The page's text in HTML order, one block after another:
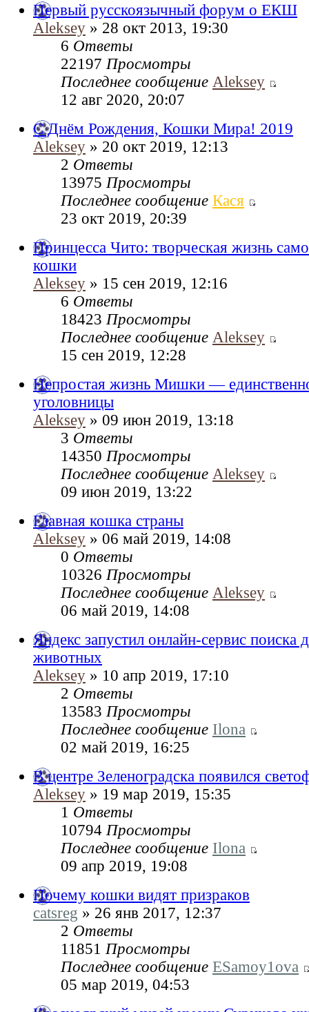
Первый русскоязычный форум о ЕКШ
Aleksey » 28 окт 2013, 19:30
6 Ответы
22197 Просмотры
Последнее сообщение Aleksey
12 авг 2020, 20:07
С Днём Рождения, Кошки Мира! 2019
Aleksey » 20 окт 2019, 12:13
2 Ответы
13975 Просмотры
Последнее сообщение Кася
23 окт 2019, 20:39
Принцесса Чито: творческая жизнь
кошки
Aleksey » 15 сен 2019, 12:16
6 Ответы
18423 Просмотры
Последнее сообщение Aleksey
15 сен 2019, 12:28
Непростая жизнь Мишки —
уголовницы
Aleksey » 09 июн 2019, 13:18
3 Ответы
14350 Просмотры
Последнее сообщение Aleksey
09 июн 2019, 13:22
Главная кошка страны
Aleksey » 06 май 2019, 14:08
0 Ответы
10326 Просмотры
Последнее сообщение Aleksey
06 май 2019, 14:08
Яндекс запустил онлайн-сервис поиска
животных
Aleksey » 10 апр 2019, 17:10
2 Ответы
13583 Просмотры
Последнее сообщение Ilona
02 май 2019, 16:25
В центре Зеленоградска появился
Aleksey » 19 мар 2019, 15:35
1 Ответы
10794 Просмотры
Последнее сообщение Ilona
09 апр 2019, 19:08
Почему кошки видят призраков
catsreg » 26 янв 2017, 12:37
2 Ответы
11851 Просмотры
Последнее сообщение ESamoy1ova
05 мар 2019, 04:53